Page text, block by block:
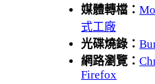
媒體轉檔：
式工廠
光碟燒錄：
網路瀏覽：
Firefox